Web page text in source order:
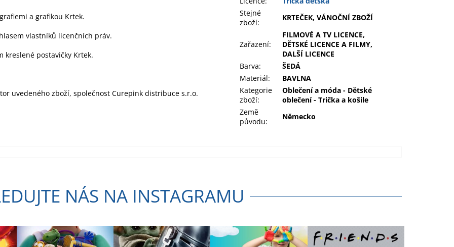
a grafikou Krtek.
vlastníků licenčních práv.
kreslené postavičky Krtek.
uvedeného zboží, společnost Curepink distribuce s.r.o.
Stejné
zboží:
KRTEČEK, VÁNOČNÍ ZBOŽÍ
Zařazení:
FILMOVÉ A TV LICENCE,
DĚTSKÉ LICENCE A FILMY,
DALŠÍ LICENCE
Barva:
ŠEDÁ
Materiál:
BAVLNA
Kategorie
zboží:
Oblečení a móda - Dětské
oblečení - Trička a košile
Země
původu:
Německo
NÁS NA INSTAGRAMU